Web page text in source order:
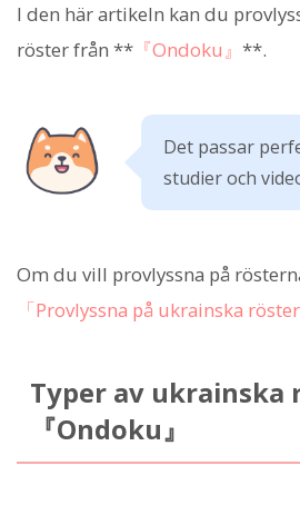
I den här artikeln kan du
röster från ** 『Ondoku』 **.
Det passar
studier och
Om du vill provlyssna på
「Provlyssna på ukrainska röster
Typer av ukrainska
『Ondoku』